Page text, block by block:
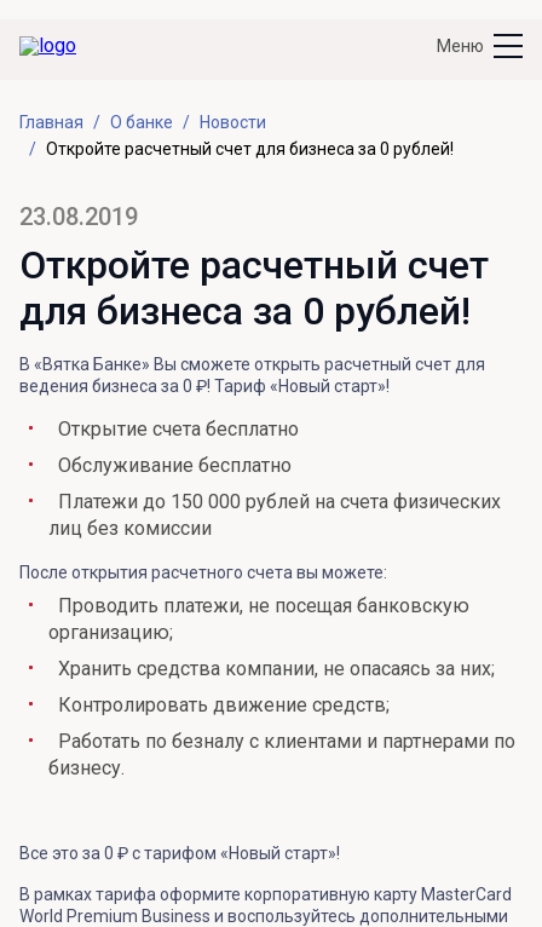
Меню
Главная О банке
Новости
Откройте расчетный счет для бизнеса за 0 рублей!
23.08.2019
Откройте расчетный счет
для бизнеса за 0 рублей!
В «Вятка Банке» Вы сможете открыть расчетный счет для
ведения бизнеса за 0 ₽! Тариф «Новый старт»!
Открытие счета бесплатно
Обслуживание бесплатно
Платежи до 150 000 рублей на счета физических
лиц без комиссии
После открытия расчетного счета вы можете:
Проводить платежи, не посещая банковскую
организацию;
Хранить средства компании, не опасаясь за них;
Контролировать движение средств;
Работать по безналу с клиентами и партнерами по
бизнесу.
Все это за 0 ₽ с тарифом «Новый старт»!
В рамках тарифа оформите корпоративную карту MasterCard
World Premium Business и воспользуйтесь дополнительными